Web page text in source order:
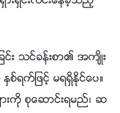
င္း သင္ခန္းစာ၏ အက်ိဳး
ရက္ျဖင့္ မရရွိႏိုင္ေပ။
းကို စုေဆာင္းရမည္၊ ဆ